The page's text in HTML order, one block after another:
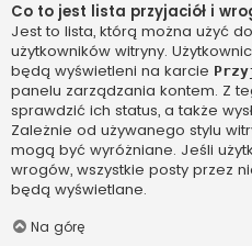
Co to jest lista przyjaciół i
Jest to lista, którą można użyć
użytkowników witryny.
będą wyświetleni na karcie
panelu zarządzania kontem. Z
sprawdzić ich status, a także
Zależnie od używanego stylu
mogą być wyróżniane. Jeśli
wrogów, wszystkie posty przez
będą wyświetlane.
Na górę